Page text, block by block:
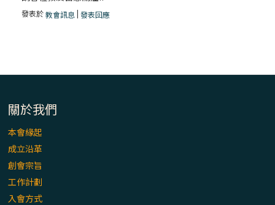
發表於教會訊息|發表回應
關於我們
本會緣起
成立沿革
創會宗旨
工作計劃
入會方式